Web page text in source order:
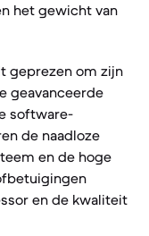
het gewicht van
geprezen om zijn
geavanceerde
software-
de naadloze
en de hoge
en de kwaliteit